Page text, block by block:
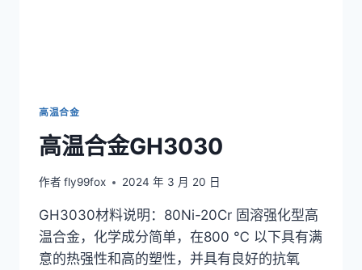
高温合金
高温合金GH3030
作者 fly99fox 2024 年 3 月 20 日
GH3030材料说明：80Ni-20Cr 固溶强化型高
温合金，化学成分简单，在800 ℃ 以下具有满
意的热强性和高的塑性，并具有良好的抗氧